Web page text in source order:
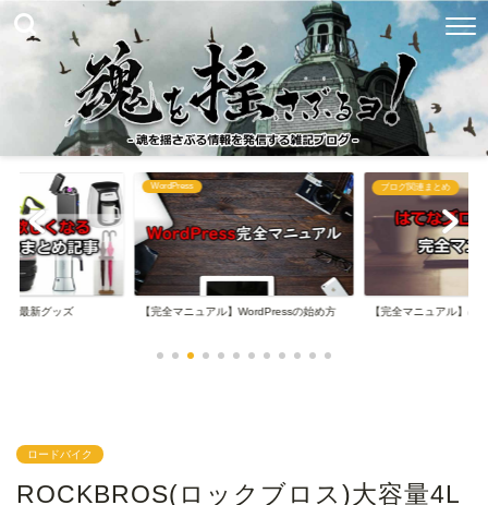
る最新グッズ
WordPress
【完全マニュアル】WordPressの始め方
ブログ関連まとめ
【完全マニュアル】は
ロードバイク
ROCKBROS(ロックブロス)大容量4L